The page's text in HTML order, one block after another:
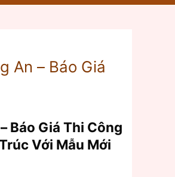
An – Báo Giá
Báo Giá Thi Công
Với Mẫu Mới